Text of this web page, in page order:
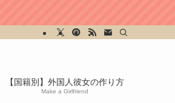
【国籍別】外国人彼女の作り方
Make a Girlfriend